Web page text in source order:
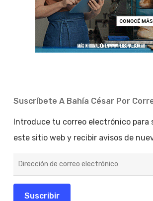
Suscríbete A Bahía César Por
Introduce tu correo electrónico para
este sitio web y recibir avisos de
de
electrónico
Suscribir